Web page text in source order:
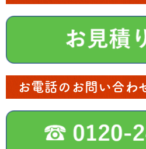
お電話のお問い合わ